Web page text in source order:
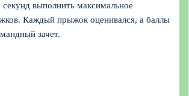
выполнить максимальное
Каждый прыжок оценивался, а баллы
зачет.